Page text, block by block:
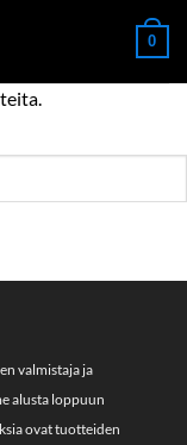
0
valmistaja ja
alusta loppuun
ovat tuotteiden